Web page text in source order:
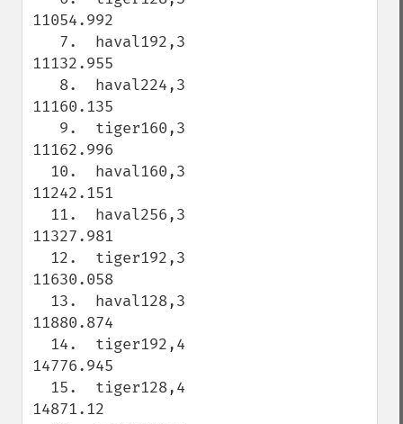
11054.992
11132.955
11160.135
11162.996
11242.151
11327.981
11630.058
11880.874
14776.945
14871.12